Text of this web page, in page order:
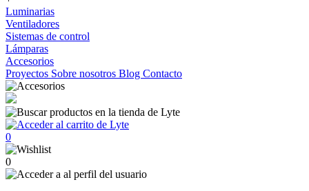
Luminarias
Ventiladores
Sistemas de control
Lámparas
Accesorios
Proyectos Sobre nosotros Blog Contacto
0
0